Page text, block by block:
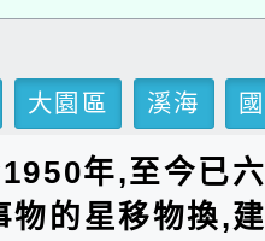
大園區 溪海
年,至今已
物的星移物換,